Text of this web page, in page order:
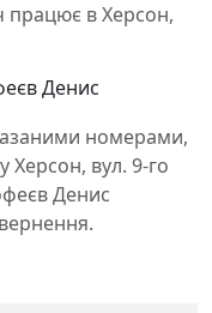
в Херсон,
Денис
номерами,
Херсон, вул. 9-го
Денис